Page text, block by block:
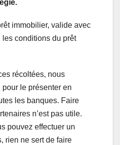
immobilier, valide avec
les conditions du prêt
récoltées, nous
le présenter en
les banques. Faire
n’est pas utile.
pouvez effectuer un
rien ne sert de faire